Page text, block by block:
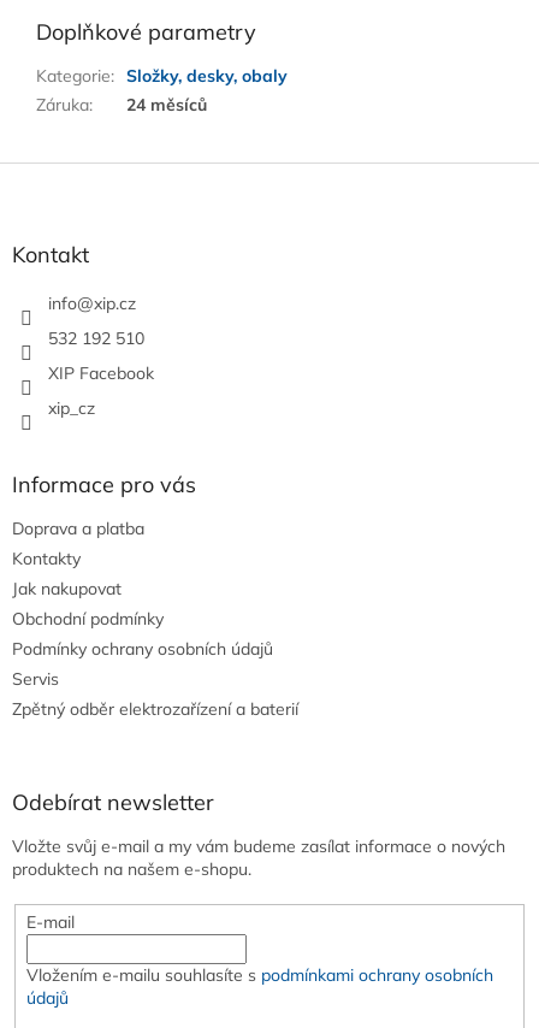
Doplňkové parametry
Kategorie: Složky, desky, obaly
Záruka: 24 měsíců
Kontakt
info@xip.cz
532 192 510
XIP Facebook
xip_cz
Informace pro vás
Doprava a platba
Kontakty
Jak nakupovat
Obchodní podmínky
Podmínky ochrany osobních údajů
Servis
Zpětný odběr elektrozařízení a baterií
Odebírat newsletter
Vložte svůj e-mail a my vám budeme zasílat informace o nových
produktech na našem e-shopu.
E-mail
Vložením e-mailu souhlasíte s podmínkami ochrany osobních
údajů